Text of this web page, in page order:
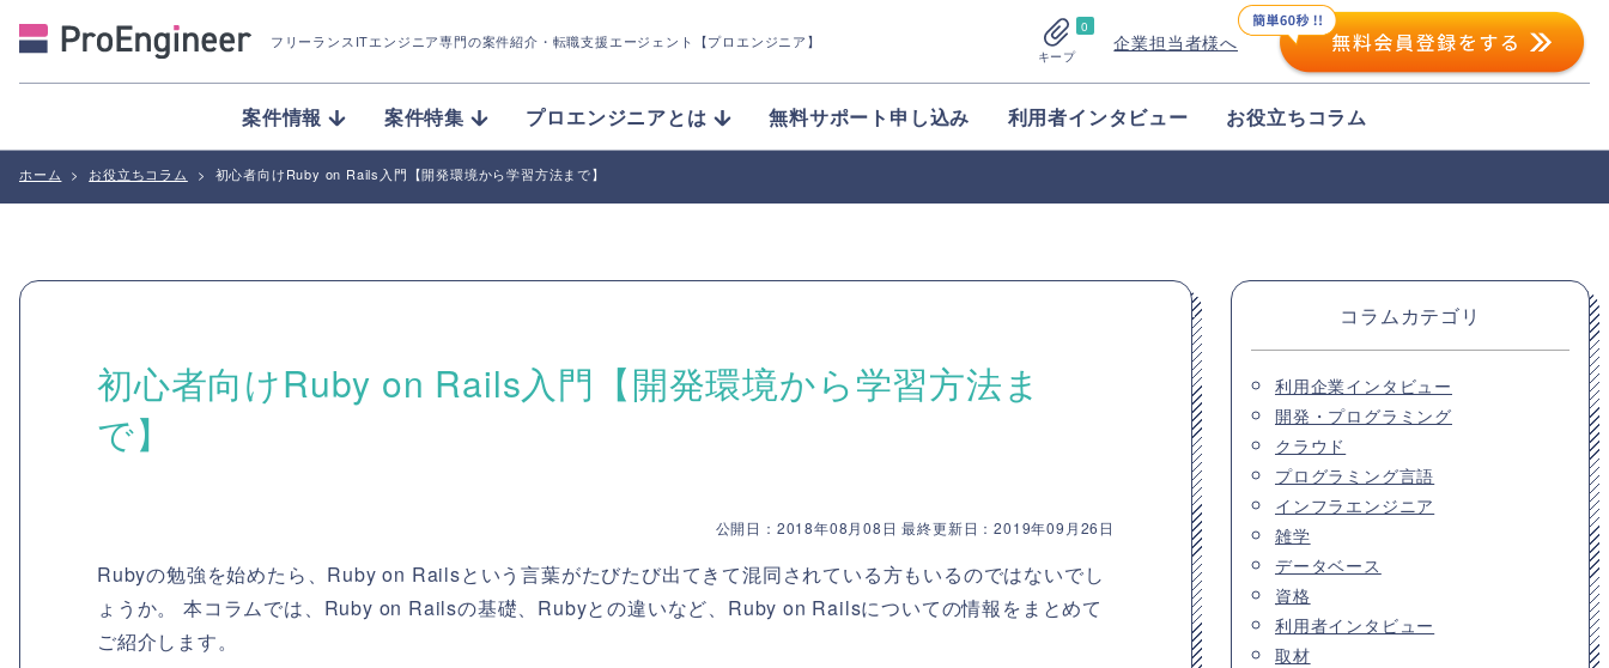
フリーランスITエンジニア専門の案件紹介 ・転職支援エージェント【プロエンジニア】
0
キープ
企業担当者様へ
案件情報 案件特集 プロエンジニアとは 無料サポート申し込み 利用者インタビュー お役立ちコラム
ホーム > お役立ちコラム > 初心者向けRuby on Rails入門【開発環境から学習方法まで】
初心者向けRuby on Rails入門【開発環境から学習方法ま
で】
公開日：2018年08月08日 最終更新日：2019年09月26日
Rubyの勉強を始めたら、Ruby on Railsという言葉がたびたび出てきて混同されている方もいるのではないでし
ょうか。 本コラムでは、Ruby on Railsの基礎、Rubyとの違いなど、Ruby on Railsについての情報をまとめて
ご紹介します。
コラムカテゴリ
利用企業インタビュー
開発・プログラミング
クラウド
プログラミング言語
インフラエンジニア
雑学
データベース
資格
利用者インタビュー
取材